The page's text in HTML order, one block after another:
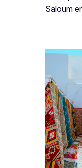
Saloum